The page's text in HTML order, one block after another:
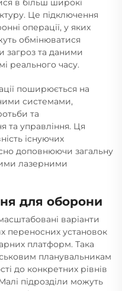
в більш широкі
Це підключення
операції, у яких
обмінюватися
загроз та даними
реального часу.
поширюється на
системами,
та
та управління. Ця
існуючих
доповнюючи загальну
лазерними
для оборони
варіанти
переносних установок
платформ. Така
планувальникам
до конкретних рівнів
підрозділи можуть